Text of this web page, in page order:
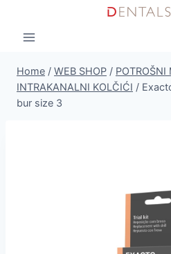
content
Home / WEB SHOP / POTROŠNI
INTRAKANALNI KOLČIĆI /
bur size 3